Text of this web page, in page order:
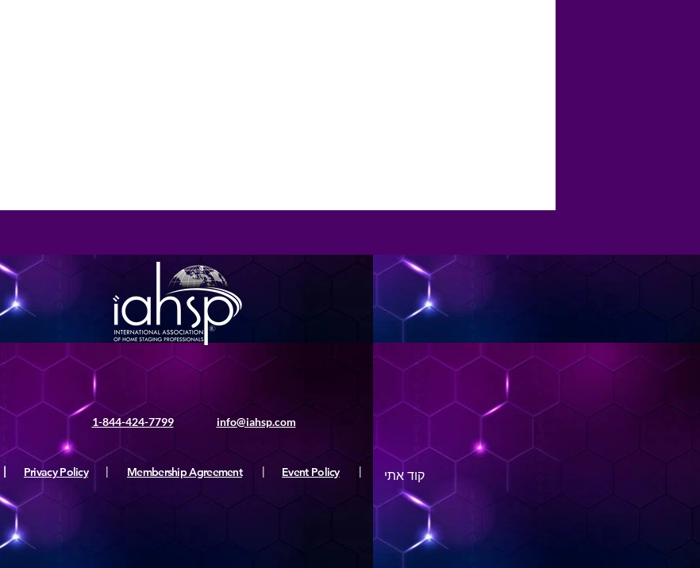
1-844-424-7799 info@iahsp.com
Privacy Policy Membership Agreement Event Policy קוד אתי